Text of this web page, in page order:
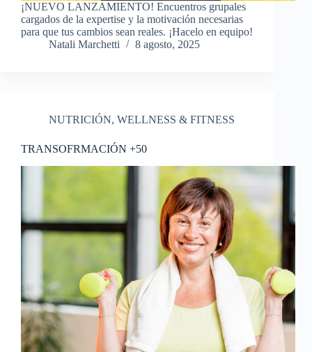
¡NUEVO LANZAMIENTO! Encuentros grupales
cargados de la expertise y la motivación necesarias
para que tus cambios sean reales. ¡Hacelo en equipo!
Natali Marchetti
8 agosto, 2025
NUTRICIÓN, WELLNESS & FITNESS
TRANSOFRMACIÓN +50